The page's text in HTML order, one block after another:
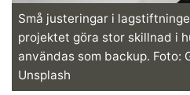
Små justeringar i
projektet göra stor skillnad i
användas som backup. Foto:
Unsplash